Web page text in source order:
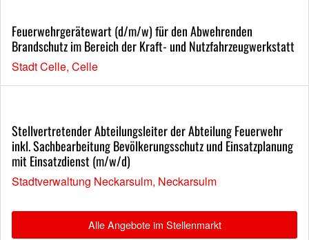
Feuerwehrgerätewart (d/m/w) für den Abwehrenden
Brandschutz im Bereich der Kraft- und Nutzfahrzeugwerkstatt
Stadt Celle, Celle
Stellvertretender Abteilungsleiter der Abteilung Feuerwehr
inkl. Sachbearbeitung Bevölkerungsschutz und Einsatzplanung
mit Einsatzdienst (m/w/d)
Stadtverwaltung Neckarsulm, Neckarsulm
Alle Angebote im Stellenmarkt